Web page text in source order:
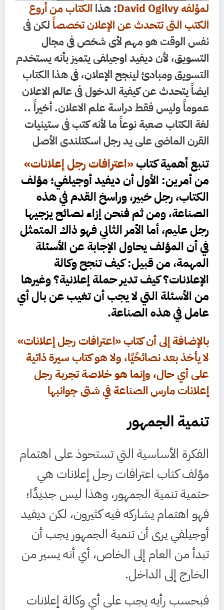
لمؤلفه David Ogilvy : هذا الكتاب من أروع
الكتب التى تتحدث عن الإعلان تخصصاًلكن فى
نفس الوقت هو مهم لأى شخص فى مجال
التسويق، لأن ديفيد اوجيلفى يتميز بأنه يستخدم
التسويق ومبادئ لينجح الإعلان، فى هذا الكتاب
ايضاً يتحدث عن كيفية الدخول فى عالم الاعلان
عموماً وليس فقط دراسة علم الاعلان. أخيراً ..
لغة الكتاب صعبة نوعاً ما لأنه كتب فى ستينيات
القرن الماضى على يد رجل اسكتلندى الأصل
تنبع أهمية كتاب «اعترافات رجل إعلانات»
من أمرين: الأول أن ديفيد أوجيلفي؛ مؤلف
الكتاب، رجل خبير، وراسخ القدم في هذه
الصناعة، ومن ثم فنحن إزاء نصائح يزجيها
رجل عليم، أما الأمر الثاني فهو ذاك المتمثل
في أن المؤلف يحاول الإجابة عن الأسئلة
المهمة، من قبيل: كيف تنجح وكالة
الإعلانات؟ كيف تدير حملة إعلانية؟ وغيرها
من الأسئلة التي لا يجب أن تغيب عن بال أي
عامل في هذه الصناعة.
بالإضافة إلى أن كتاب «اعترافات رجل إعلانات»
لا يأخذ بعد نصائحًيًا، ولا هو كتاب سيرة ذاتية
على أي حال، وإنما هو خلاصة تجربة رجل
إعلانات مارس الصناعة في شتى جوانبها
تنمية الجمهور
الفكرة الأساسية التي تستحوذ على اهتمام
مؤلف كتاب اعترافات رجل إعلانات هي
حتمية تنمية الجمهور، وهذا ليس جديدًا؛
فهو اهتمام يشاركه فيه كثيرون، لكن ديفيد
أوجيلفي يرى أن تنمية الجمهور يجب أن
تبدأ من العام إلى الخاص، أي أنه يسير من
الخارج إلى الداخل.
فبحسب رأيه يجب على أي وكالة إعلانات